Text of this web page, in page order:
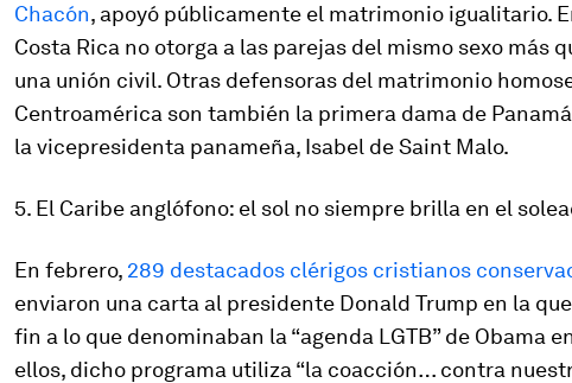
Chacón, apoyó públicamente el matrimonio igualitario.
Costa Rica no otorga a las parejas del mismo sexo más
una unión civil. Otras defensoras del matrimonio
Centroamérica son también la primera dama de
la vicepresidenta panameña, Isabel de Saint Malo.
5. El Caribe anglófono: el sol no siempre brilla en el
En febrero, 289 destacados clérigos cristianos
enviaron una carta al presidente Donald Trump en la
fin a lo que denominaban la “agenda LGTB” de Obama
ellos, dicho programa utiliza “la coacción… contra